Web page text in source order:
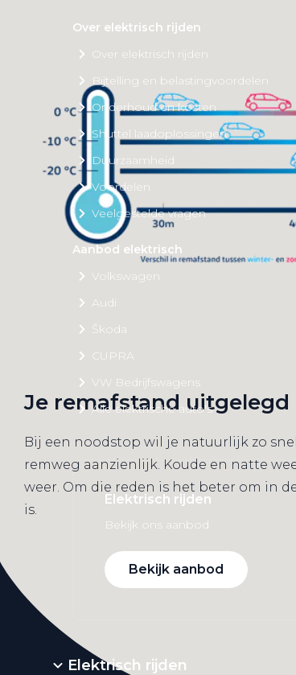
Over elektrisch rijden
Over elektrisch rijden
Bijtelling en belastingvoordelen
Onderhoud en kosten
Shuttel laadoplossingen
Duurzaamheid
Voordelen
Veelgestelde vragen
Aanbod elektrisch
Volkswagen
Audi
Škoda
CUPRA
VW Bedrijfswagens
Alle elektrische auto's
Elektrisch rijden
Bekijk ons aanbod
Bekijk aanbod
Elektrisch rijden
Je remafstand uitgelegd
Bij een noodstop wil je natuurlijk zo
remweg aanzienlijk. Koude en natte
weer. Om die reden is het beter om in
is.